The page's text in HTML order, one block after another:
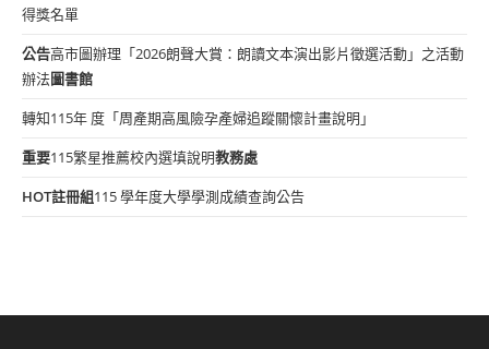
得獎名單
公告高市圖辦理「2026朗聲大賞：朗讀文本演出影片徵選活動」之活動
辦法圖書館
轉知115年 度「周產期高風險孕產婦追蹤關懷計畫說明」
重要115繁星推薦校內選填說明教務處
HOT註冊組115 學年度大學學測成績查詢公告